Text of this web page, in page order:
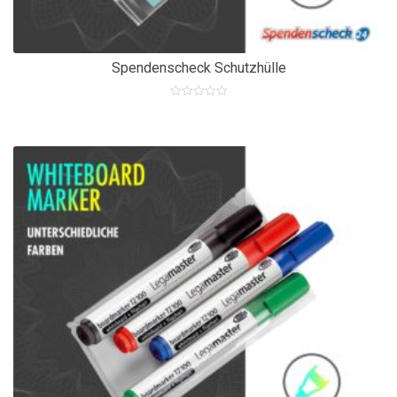
Spendenscheck Schutzhülle